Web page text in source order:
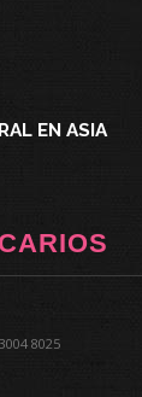
EN ASIA
8025